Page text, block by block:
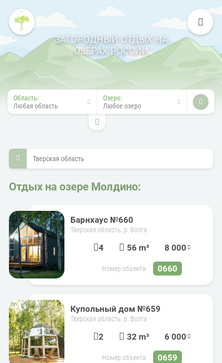
ЗАГОРОДНЫЙ ОТДЫХ НА
ОЗЁРАХ РОССИИ
Область:
Любая область
Озеро:
Любое озеро
Тверская область
Отдых на озере Молдино:
Барнхаус №660
Тверская область, р. Волга
4 56 m² 8 000
Номер объекта: 0660
Купольный дом №659
Тверская область, р. Волга
2 32 m² 6 000
Номер объекта: 0659